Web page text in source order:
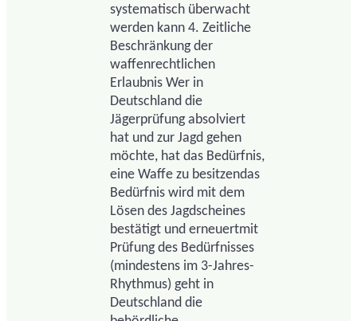
systematisch überwacht
werden kann 4. Zeitliche
Beschränkung der
waffenrechtlichen
Erlaubnis Wer in
Deutschland die
Jägerprüfung absolviert
hat und zur Jagd gehen
möchte, hat das Bedürfnis,
eine Waffe zu besitzendas
Bedürfnis wird mit dem
Lösen des Jagdscheines
bestätigt und erneuertmit
Prüfung des Bedürfnisses
(mindestens im 3-Jahres-
Rhythmus) geht in
Deutschland die